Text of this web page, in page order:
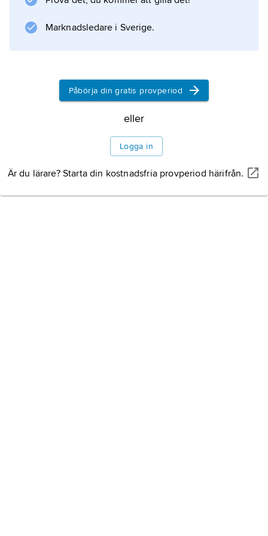
Marknadsledare i Sverige.
Påbörja din gratis provperiod
eller
Logga in
Är du lärare? Starta din kostnadsfria provperiod härifrån.